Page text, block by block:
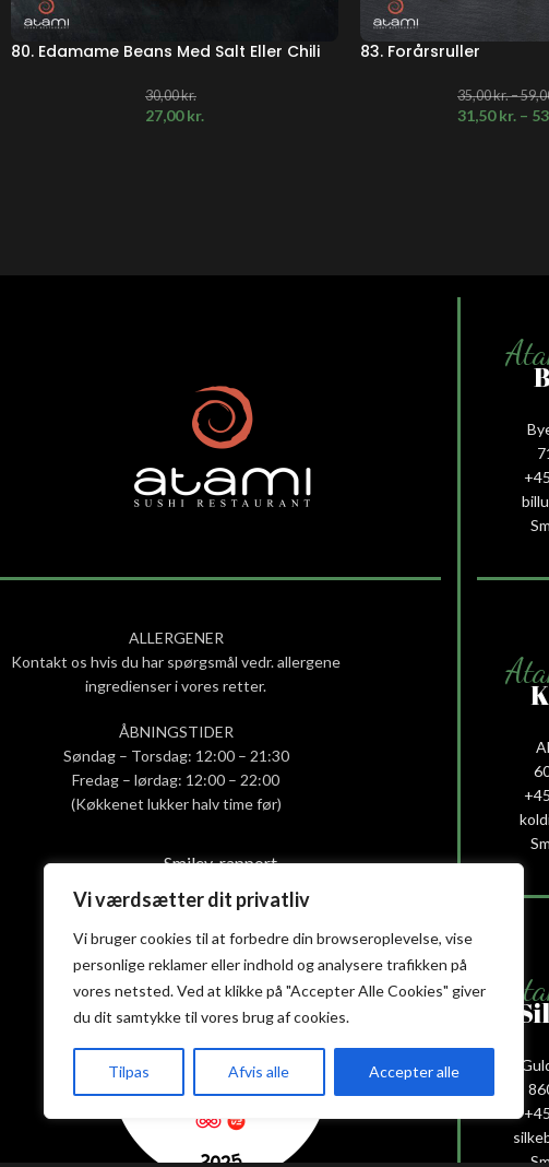
Vi værdsætter dit privatliv
Vi bruger cookies til at forbedre din browseroplevelse, vise
personlige reklamer eller indhold og analysere trafikken på
vores netsted. Ved at klikke på "Accepter Alle Cookies" giver
du dit samtykke til vores brug af cookies.
Tilpas Afvis alle Accepter alle
80. Edamame Beans Med Salt Eller Chili
30,00kr.
27,00kr.
83. Forårsruller
35,00kr.–
31,50kr. –
ALLERGENER
Kontakt os hvis du har spørgsmål vedr. allergene
ingredienser i vores retter.
ÅBNINGSTIDER
Søndag – Torsdag: 12:00 – 21:30
Fredag – lørdag: 12:00 – 22:00
(Køkkenet lukker halv time før)
Smiley-rapport
Privatlivs- og cookiepolitik
Handelsbetingelser